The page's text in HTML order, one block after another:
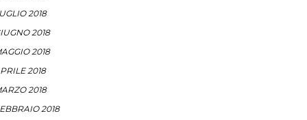
2018
2018
2018
2018
2018
2018